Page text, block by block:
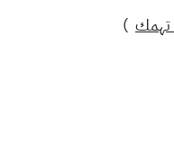
تهمك )